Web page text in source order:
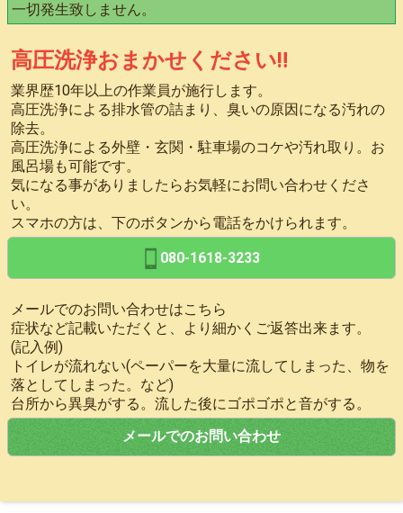
一切発生致しません。
高圧洗浄おまかせください‼️
業界歴10年以上の作業員が施行します。
高圧洗浄による排水管の詰まり、臭いの原因になる汚れの
除去。
高圧洗浄による外壁・玄関・駐車場のコケや汚れ取り。お
風呂場も可能です。
気になる事がありましたらお気軽にお問い合わせくださ
い。
スマホの方は、下のボタンから電話をかけられます。
080-1618-3233
メールでのお問い合わせはこちら
症状など記載いただくと、より細かくご返答出来ます。
(記入例)
トイレが流れない(ペーパーを大量に流してしまった、物を
落としてしまった。など)
台所から異臭がする。流した後にゴポゴポと音がする。
メールでのお問い合わせ